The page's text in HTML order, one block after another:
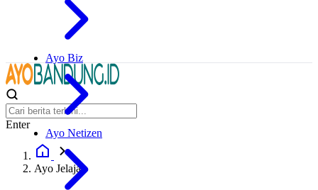
Ayo Biz
Ayo Netizen
Enter
Ayo Jelajah